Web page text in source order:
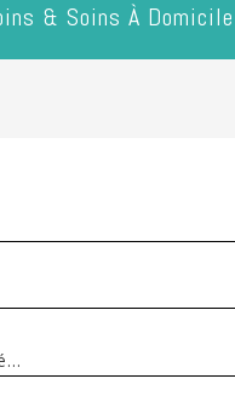
& Soins À Domicile